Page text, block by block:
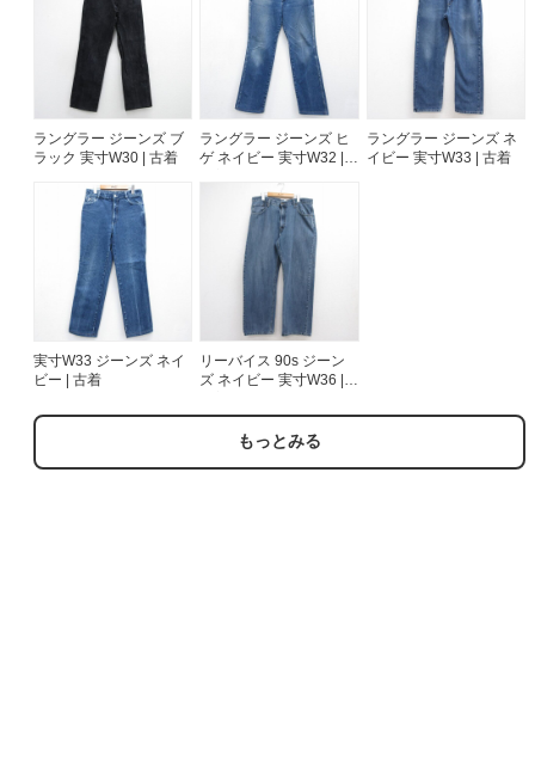
ラングラー ジーンズ ブ
ラック 実寸W30 | 古着
ラングラー ジーンズ ヒ
ゲ ネイビー 実寸W32 |
ラングラー ジーンズ ネ
イビー 実寸W33 | 古着
実寸W33 ジーンズ ネイ
ビー | 古着
リーバイス 90s ジーン
ズ ネイビー 実寸W36 |
もっとみる